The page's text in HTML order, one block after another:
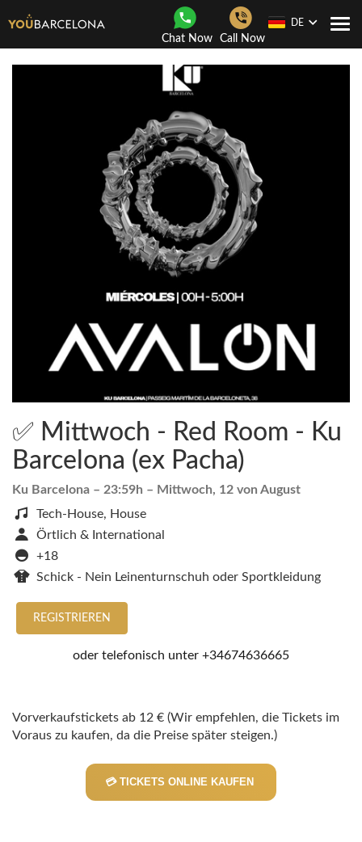
Chat Now Call Now
DE
✅ Mittwoch - Red Room - Ku
Barcelona (ex Pacha)
Ku Barcelona – 23:59h – Mittwoch, 12 von August
Tech-House, House
Örtlich & International
+18
Schick - Nein Leinenturnschuh oder Sportkleidung
REGISTRIEREN
oder telefonisch unter +34674636665
Vorverkaufstickets ab 12 € (Wir empfehlen, die Tickets im
Voraus zu kaufen, da die Preise später steigen.)
💳 TICKETS ONLINE KAUFEN